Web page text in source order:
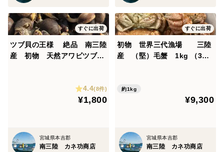
すぐに出荷
ツブ貝の王様 絶品 南三陸
産 初物 天然アワビツブ
4.4(8件)
¥1,800
宮城県本吉郡
南三陸 カネ功商店
すぐに出荷
初物 世界三代漁場 三陸
産 （堅）毛蟹 1kg （3〜4
約1kg
¥9,300
宮城県本吉郡
南三陸 カネ功商店